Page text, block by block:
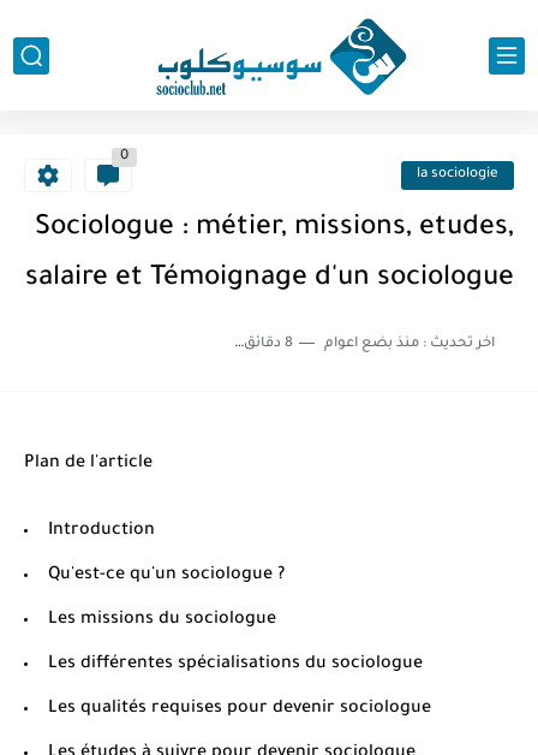
la sociologie
0
Sociologue : métier, missions, etudes,
salaire et Témoignage d'un sociologue
اخر تحديث :منذ بضع اعوام 8 دقائق للقراءة
Plan de l'article
Introduction
Qu'est-ce qu'un sociologue ?
Les missions du sociologue
Les différentes spécialisations du sociologue
Les qualités requises pour devenir sociologue